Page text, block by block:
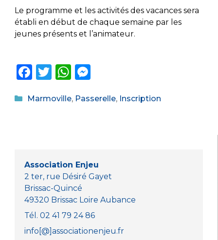
Le programme et les activités des vacances sera
établi en début de chaque semaine par les
jeunes présents et l’animateur.
F
c
o
k
T
it
W
a
p
ss
er
Catégories
Marmoville, Passerelle, Inscription
Association Enjeu
2 ter, rue Désiré Gayet
Brissac-Quincé
49320 Brissac Loire Aubance
Tél. 02 41 79 24 86
info[@]associationenjeu.fr